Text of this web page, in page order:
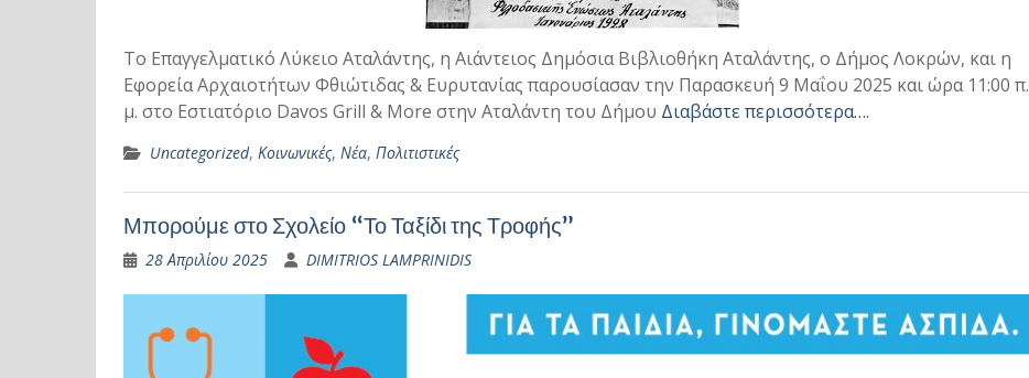
Το Επαγγελματικό Λύκειο Αταλάντης, η Αιάντειος Δημόσια Βιβλιοθήκη Αταλάντης, ο Δήμος Λοκρών, και η
Εφορεία Αρχαιοτήτων Φθιώτιδας & Ευρυτανίας παρουσίασαν την Παρασκευή 9 Μαΐου 2025 και ώρα 11:00 π.
μ. στο Εστιατόριο Davos Grill & More στην Αταλάντη του Δήμου Διαβάστε περισσότερα….
Uncategorized, Κοινωνικές, Νέα, Πολιτιστικές
Μπορούμε στο Σχολείο “Το Ταξίδι της Τροφής”
28 Απριλίου 2025 DIMITRIOS LAMPRINIDIS